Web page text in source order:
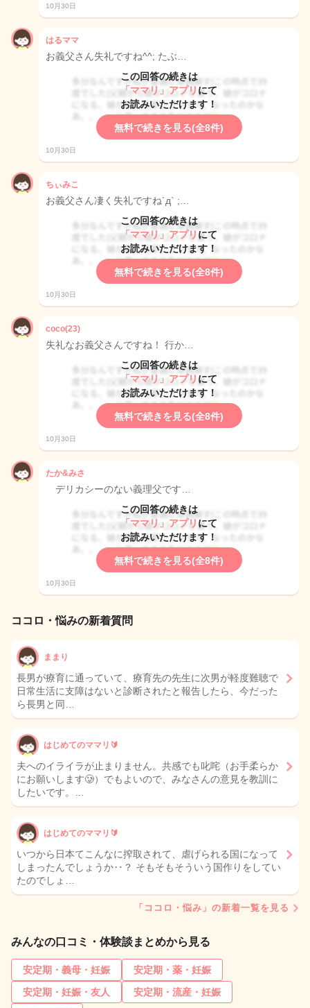
10月30日
はるママ
お義父さん失礼ですね^^; たぶ…
この回答の続きは
「ママリ」アプリ にて
お読みいただけます！
無料で続きを見る(全8件)
10月30日
ちぃみこ
お義父さん凄く失礼ですね´д` ;…
この回答の続きは
「ママリ」アプリ にて
お読みいただけます！
無料で続きを見る(全8件)
10月30日
coco(23)
失礼なお義父さんですね！ 行か…
この回答の続きは
「ママリ」アプリ にて
お読みいただけます！
無料で続きを見る(全8件)
10月30日
たか&みさ
デリカシーのない義理父です…
この回答の続きは
「ママリ」アプリ にて
お読みいただけます！
無料で続きを見る(全8件)
10月30日
ココロ・悩みの新着質問
ままり
長男が療育に通っていて、療育先の先生に次男が軽度難聴で
日常生活に支障はないと診断されたと報告したら、今だった
ら長男と同…
はじめてのママリ🔰
夫へのイライラが止まりません。共感でも叱咤（お手柔らか
にお願いします🥲）でもよいので、みなさんの意見を教訓に
したいです。…
はじめてのママリ🔰
いつから日本てこんなに搾取されて、虐げられる国になって
しまったんでしょうか‥？ そもそもそういう国作りをしてい
たのでしょ…
「ココロ・悩み」の新着一覧を見る
みんなの口コミ・体験談まとめから見る
安定期・義母・妊娠
安定期・薬・妊娠
安定期・妊娠・友人
安定期・流産・妊娠